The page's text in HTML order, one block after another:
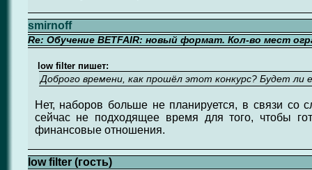
smirnoff
Re: Обучение BETFAIR: новый формат. Кол-во мест
low filter пишет:
Доброго времени, как прошёл этот конкурс? Будет ли
Нет, наборов больше не планируется, в связи со
сейчас не подходящее время для того, чтобы
финансовые отношения.
low filter (гость)